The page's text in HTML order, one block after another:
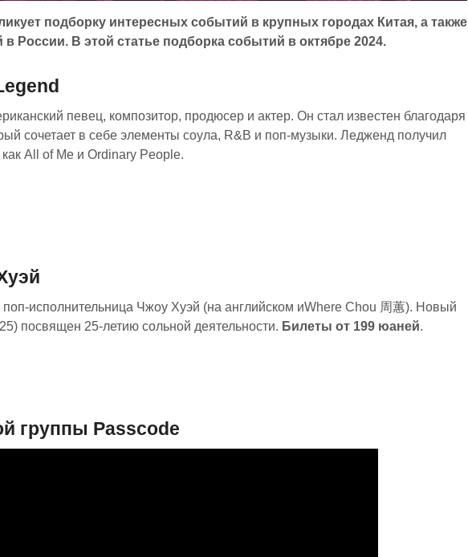
подборку интересных событий в крупных городах Китая, а также
в России. В этой статье подборка событий в октябре 2024.
певец, композитор, продюсер и актер. Он стал известен благодаря
сочетает в себе элементы соула, R&B и поп-музыки. Ледженд получил
All of Me и Ordinary People.
исполнительница Чжоу Хуэй (на английском иWhere Chou 周蕙). Новый
посвящен 25-летию сольной деятельности. Билеты от 199 юаней.
группы Passcode